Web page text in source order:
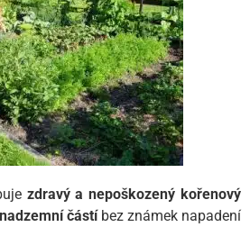
zdravý a nepoškozený kořenový
částíbez známek napadení